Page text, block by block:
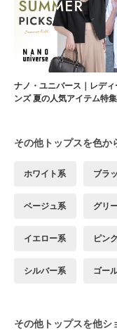
ナノ・ユニバース｜レディ
ンズ 夏の人気アイテム特集
その他トップスを色か
ホワイト系 ブラ
ベージュ系 グリ
イエロー系 ピン
シルバー系 ゴー
その他トップスを他シ